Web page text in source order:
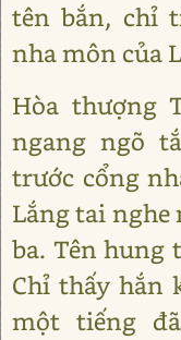
tên bắn, chỉ
nha môn của
Hòa thượng
ngang ngõ
trước cổng
Lắng tai
ba. Tên hung
Chỉ thấy hắn
một tiếng